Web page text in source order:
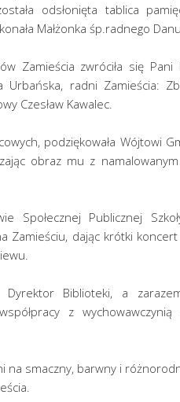
odsłonięta tablica
Małżonka śp.radnego
Zamieścia zwróciła się Pani
Urbańska, radni Zamieścia:
Czesław Kawalec.
podziękowała Wójtowi
obraz mu z
Społecznej Publicznej
Zamieściu, dając krótki
Dyrektor Biblioteki, a
z
na smaczny, barwny i